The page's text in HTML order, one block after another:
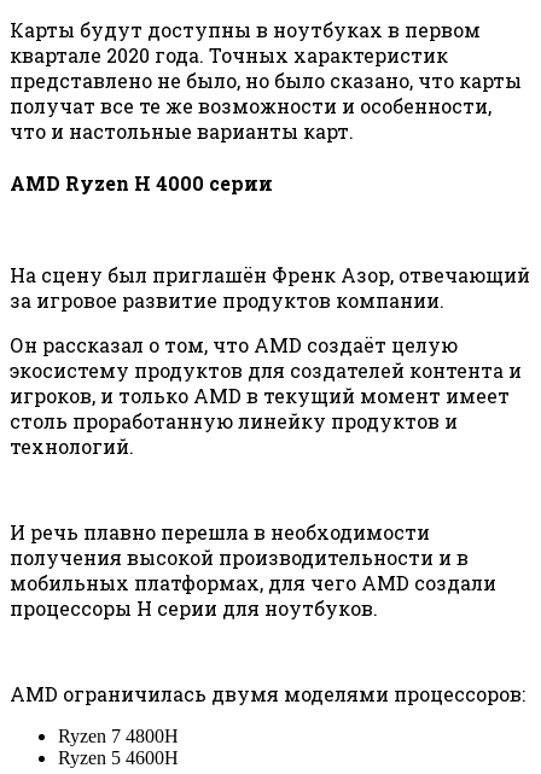
Карты будут доступны в ноутбуках в первом
квартале 2020 года. Точных характеристик
представлено не было, но было сказано, что карты
получат все те же возможности и особенности,
что и настольные варианты карт.
AMD Ryzen H 4000 серии
На сцену был приглашён Френк Азор, отвечающий
за игровое развитие продуктов компании.
Он рассказал о том, что AMD создаёт целую
экосистему продуктов для создателей контента и
игроков, и только AMD в текущий момент имеет
столь проработанную линейку продуктов и
технологий.
И речь плавно перешла в необходимости
получения высокой производительности и в
мобильных платформах, для чего AMD создали
процессоры H серии для ноутбуков.
AMD ограничилась двумя моделями процессоров:
Ryzen 7 4800H
Ryzen 5 4600H